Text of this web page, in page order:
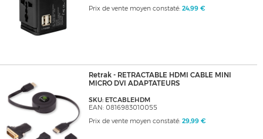
Prix de vente moyen constaté: 24,99 €
Retrak - RETRACTABLE HDMI CABLE MINI
MICRO DVI ADAPTATEURS
SKU: ETCABLEHDM
EAN: 0816983010055
Prix de vente moyen constaté: 29,99 €